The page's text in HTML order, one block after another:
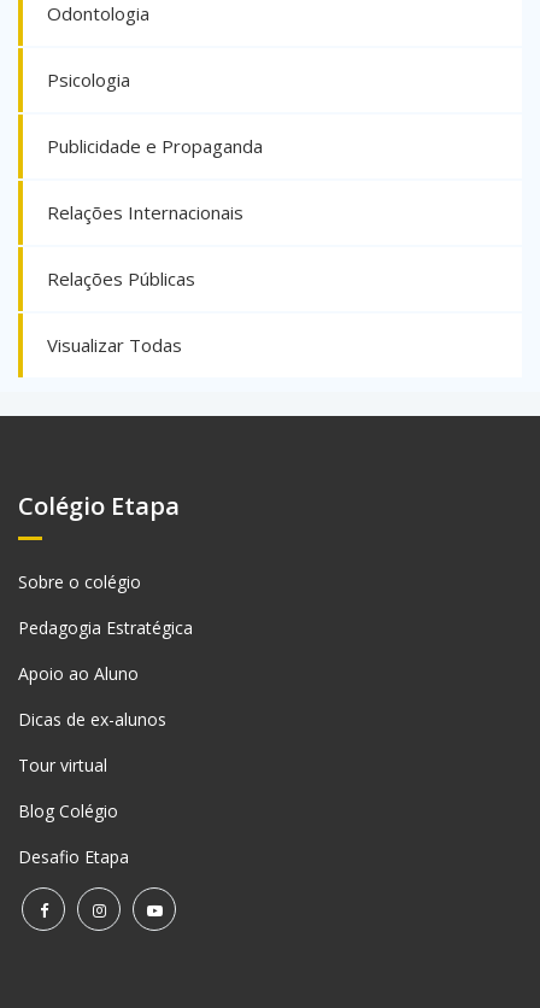
Odontologia
Psicologia
Publicidade e Propaganda
Relações Internacionais
Relações Públicas
Visualizar Todas
Colégio Etapa
Sobre o colégio
Pedagogia Estratégica
Apoio ao Aluno
Dicas de ex-alunos
Tour virtual
Blog Colégio
Desafio Etapa